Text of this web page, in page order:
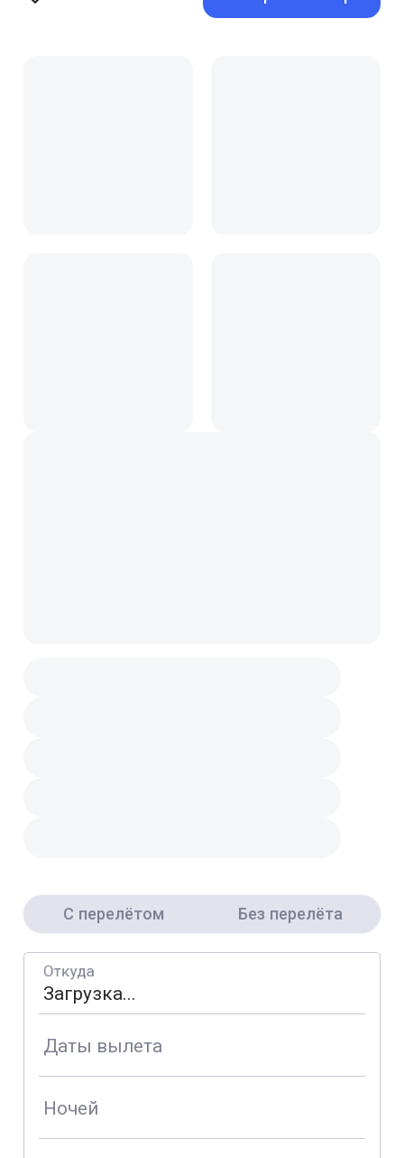
С перелётом Без перелёта
Откуда
Даты вылета
Ночей